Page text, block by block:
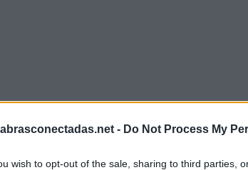
- Do Not Process My
wish to opt-out of the sale, sharing to third parties,